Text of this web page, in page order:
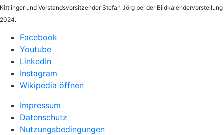
Kittlinger und Vorstandsvorsitzender Stefan Jörg bei der Bildkalendervorstellung
2024.
Facebook
Youtube
LinkedIn
Instagram
Wikipedia öffnen
Impressum
Datenschutz
Nutzungsbedingungen